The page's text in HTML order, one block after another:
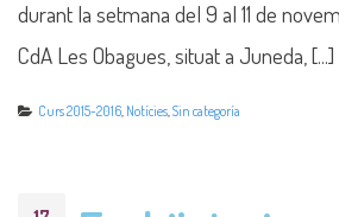
durant la setmana del 9 al 11 de
CdA Les Obagues, situat a Juneda, [...]
Curs 2015-2016, Notícies, Sin categoría